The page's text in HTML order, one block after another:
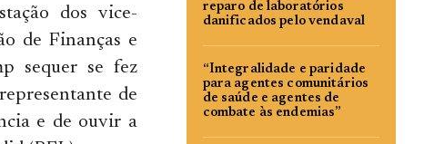
dos vice-
de Finanças e
sequer se fez
de
e de ouvir a
reparo de laboratórios
danificados pelo vendaval
“Integralidade e paridade
para agentes comunitários
de saúde e agentes de
combate às endemias”